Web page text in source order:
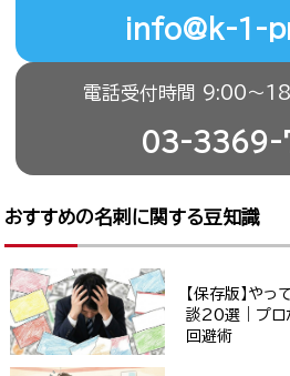
info@k-1-
電話受付時間 9:00〜
03-3369-
おすすめの名刺に関する豆知識
【保存版】や
談20選｜プロ
回避術